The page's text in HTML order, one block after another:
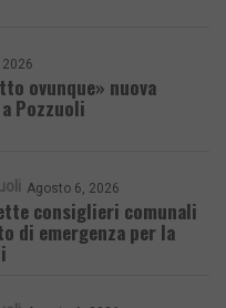
ovunque» nuova
Pozzuoli
Agosto 6, 2026
consiglieri comunali
di emergenza per la